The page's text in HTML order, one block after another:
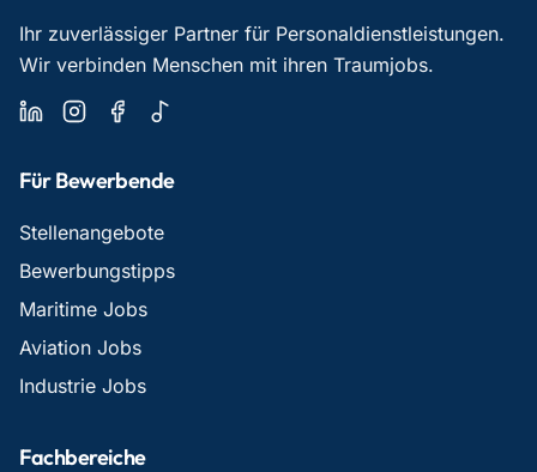
Ihr zuverlässiger Partner für Personaldienstleistungen.
Wir verbinden Menschen mit ihren Traumjobs.
Für Bewerbende
Stellenangebote
Bewerbungstipps
Maritime Jobs
Aviation Jobs
Industrie Jobs
Fachbereiche